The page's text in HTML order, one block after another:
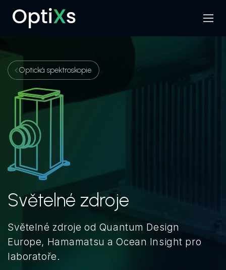
Hledat
Menu
Optická spektroskopie
Světelné zdroje
Světelné zdroje od Quantum Design
Europe, Hamamatsu a Ocean Insight pro
laboratoře.